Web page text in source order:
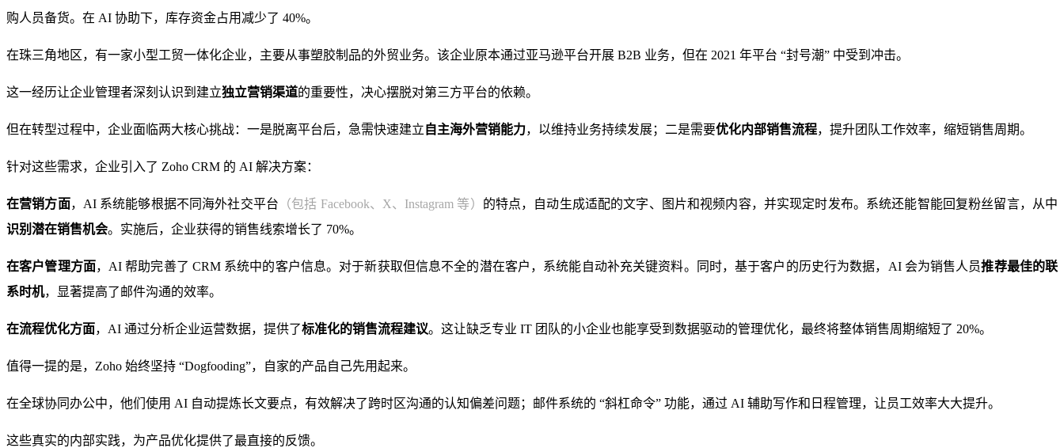
购人员备货。在 AI 协助下，库存资金占用减少了 40%。
在珠三角地区，有一家小型工贸一体化企业，主要从事塑胶制品的外贸业务。该企业原本通过亚马逊平台开展 B2B 业务，但在 2021 年平台 “封号潮” 中受到冲击。
这一经历让企业管理者深刻认识到建立独立营销渠道的重要性，决心摆脱对第三方平台的依赖。
但在转型过程中，企业面临两大核心挑战：一是脱离平台后，急需快速建立 自主海外营销能力，以维持业务持续发展；二是需要优化内部销售流程，提升团队工作效率，缩短销售周期。
针对这些需求，企业引入了 Zoho CRM 的 AI 解决方案：
在营销方面，AI 系统能够根据不同海外社交平台 （包括 Facebook、X、Instagram 等） 的特点，自动生成适配的文字、图片和视频内容，并实现定时发布。系统还能智能回复粉丝留言，从中
识别潜在销售机会。实施后，企业获得的销售线索增长了 70%。
在客户管理方面，AI 帮助完善了 CRM 系统中的客户信息。对于新获取但信息不全的潜在客户，系统能自动补充关键资料。同时，基于客户的历史行为数据，AI 会为销售人员推荐最佳的联
系时机，显著提高了邮件沟通的效率。
在流程优化方面，AI 通过分析企业运营数据，提供了标准化的销售流程建议。这让缺乏专业 IT 团队的小企业也能享受到数据驱动的管理优化，最终将整体销售周期缩短了 20%。
值得一提的是，Zoho 始终坚持 “Dogfooding”，自家的产品自己先用起来。
在全球协同办公中，他们使用 AI 自动提炼长文要点，有效解决了跨时区沟通的认知偏差问题；邮件系统的 “斜杠命令” 功能，通过 AI 辅助写作和日程管理，让员工效率大大提升。
这些真实的内部实践，为产品优化提供了最直接的反馈。